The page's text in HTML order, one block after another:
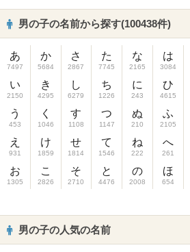
男の子の名前から探す(100438件)
あ
7497
い
2150
う
453
え
931
お
1305
か
5684
き
4295
く
1046
け
1859
こ
2826
さ
2867
し
6279
す
1108
せ
1814
そ
2710
た
7745
ち
1226
つ
1147
て
1546
と
4476
な
2165
に
243
ぬ
210
ね
222
の
2008
は
3084
ひ
4615
ふ
2105
へ
261
ほ
654
男の子の人気の名前